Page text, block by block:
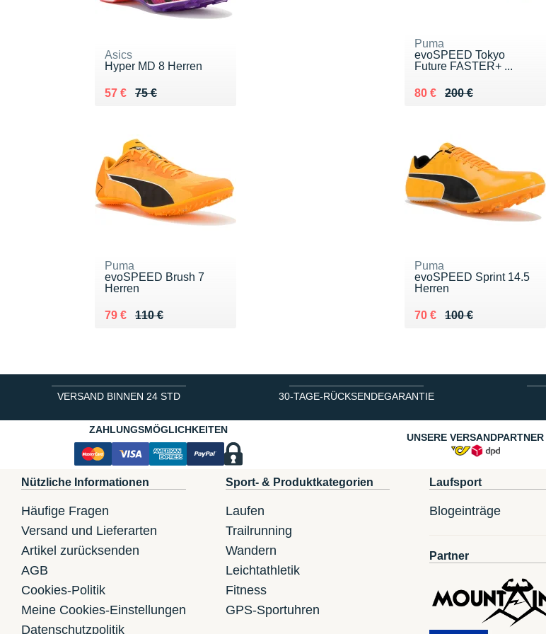
Asics
Hyper MD 8 Herren
75 €
Au lieu de 75 €
57 €
Vendu 57 €
Puma
evoSPEED Tokyo
Future FASTER+ ...
200 €
Au lieu de 200 €
80 €
Vendu 80 €
Puma
evoSPEED Brush 7
Herren
110 €
Au lieu de 110 €
79 €
Vendu 79 €
Puma
evoSPEED Sprint 14.5
Herren
100 €
Au lieu de 100 €
70 €
Vendu 70 €
VERSAND BINNEN 24 STD 30-TAGE-RÜCKSENDEGARANTIE
ZAHLUNGSMÖGLICHKEITEN
UNSERE VERSANDPARTNER
Nützliche Informationen
Häufige Fragen
Versand und Lieferarten
Artikel zurücksenden
AGB
Cookies-Politik
Meine Cookies-Einstellungen
Datenschutzpolitik
Sport- & Produktkategorien
Laufen
Trailrunning
Wandern
Leichtathletik
Fitness
GPS-Sportuhren
Laufsport
Blogeinträge
Partner